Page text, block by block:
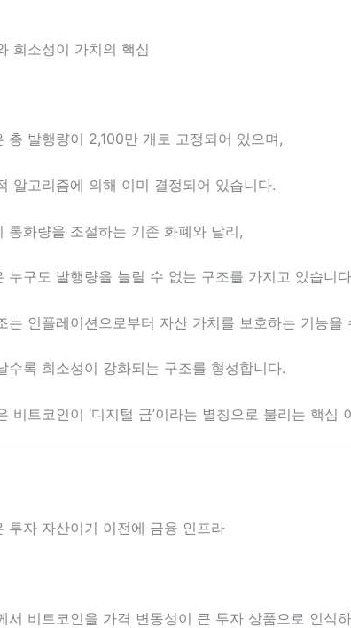
희소성이 가치의 핵심
총 발행량이 2,100만 개로 고정되어 있으며,
알고리즘에 의해 이미 결정되어 있습니다.
통화량을 조절하는 기존 화폐와 달리,
누구도 발행량을 늘릴 수 없는 구조를 가지고 있습니
는 인플레이션으로부터 자산 가치를 보호하는 기능을
수록 희소성이 강화되는 구조를 형성합니다.
비트코인이 ‘디지털 금’이라는 별칭으로 불리는 핵심
투자 자산이기 이전에 금융 인프라
서 비트코인을 가격 변동성이 큰 투자 상품으로 인식